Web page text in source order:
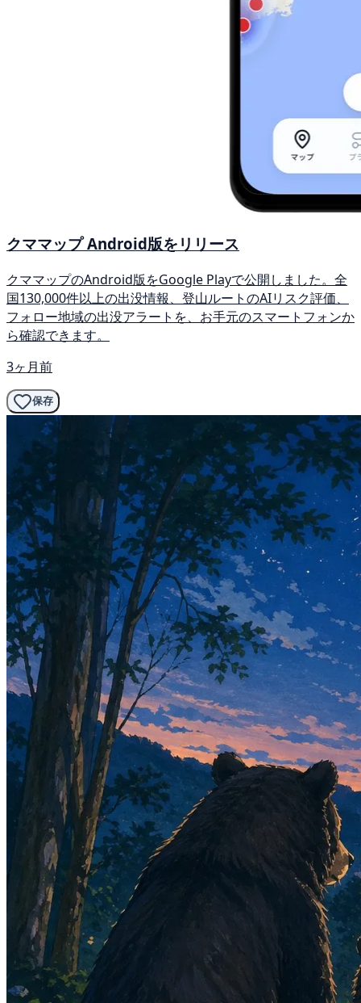
クママップ Android版をリリース
クママップのAndroid版をGoogle Playで公開しました。全
国130,000件以上の出没情報、登山ルートのAIリスク評価、
フォロー地域の出没アラートを、お手元のスマートフォンか
ら確認できます。
3ヶ月前
保存